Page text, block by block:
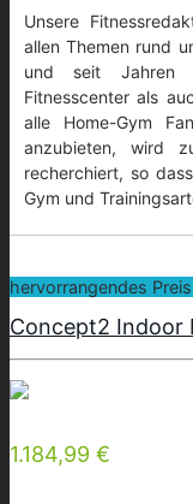
Unsere
allen Themen rund
und seit Jahren
Fitnesscenter als
alle Home-Gym
anzubieten, wird
recherchiert, so
Gym und
hervorrangendes
Concept2 Indoor
1.184,99 €